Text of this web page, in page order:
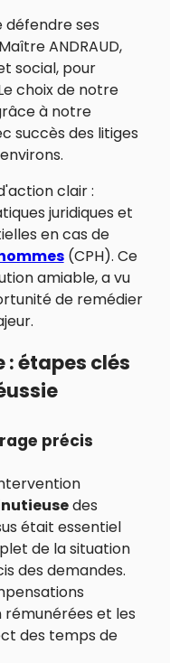
ses
ANDRAUD,
social, pour
choix de notre
à notre
succès des litiges
clair :
juridiques et
en cas de
(CPH). Ce
amiable, a vu
de remédier
étapes clés
précis
des
était essentiel
de la situation
des demandes.
rémunérées et les
des temps de